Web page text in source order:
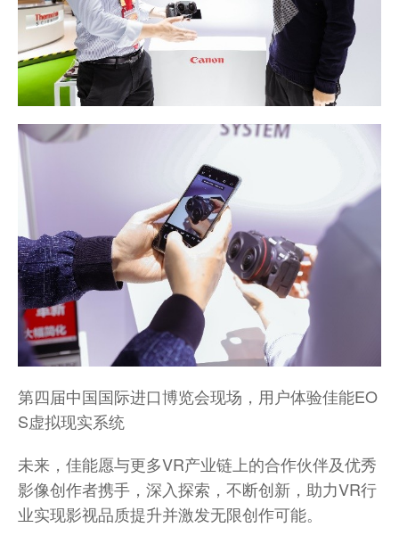
第四届中国国际进口博览会现场，用户体验佳能EO
S虚拟现实系统
未来，佳能愿与更多VR产业链上的合作伙伴及优秀
影像创作者携手，深入探索，不断创新，助力VR行
业实现影视品质提升并激发无限创作可能。